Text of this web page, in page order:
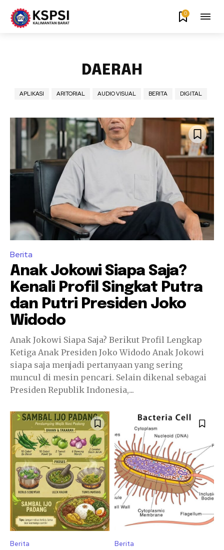
0
DAERAH
APLIKASI ARITORIAL AUDIO VISUAL BERITA DIGITAL
Berita
Anak Jokowi Siapa Saja?
Kenali Profil Singkat Putra
dan Putri Presiden Joko
Widodo
Anak Jokowi Siapa Saja? Berikut Profil Lengkap
Ketiga Anak Presiden Joko Widodo Anak Jokowi
siapa saja menjadi pertanyaan yang sering
muncul di mesin pencari. Selain dikenal sebagai
Presiden Republik Indonesia,...
Berita Berita